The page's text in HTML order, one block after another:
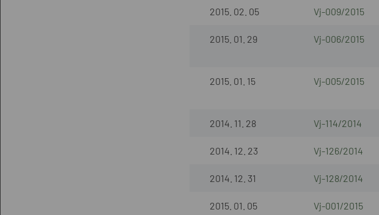
2015. 02. 05 Vj-009/2015
2015. 01. 29 Vj-006/2015
2015. 01. 15 Vj-005/2015
2014. 11. 28 Vj-114/2014
2014. 12. 23 Vj-126/2014
2014. 12. 31 Vj-128/2014
2015. 01. 05 Vj-001/2015